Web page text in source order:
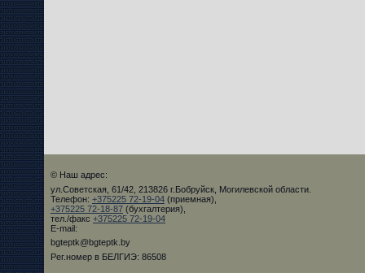
© Наш адрес:
ул.Советская, 61/42, 213826 г.Бобруйск, Могилевской области.
Телефон: +375225 72-19-04 (приемная),
+375225 72-18-87 (бухгалтерия),
тел./факс +375225 72-19-04
E-mail:
bgteptk@bgteptk.by
Рег.номер в БЕЛГИЭ: 86508